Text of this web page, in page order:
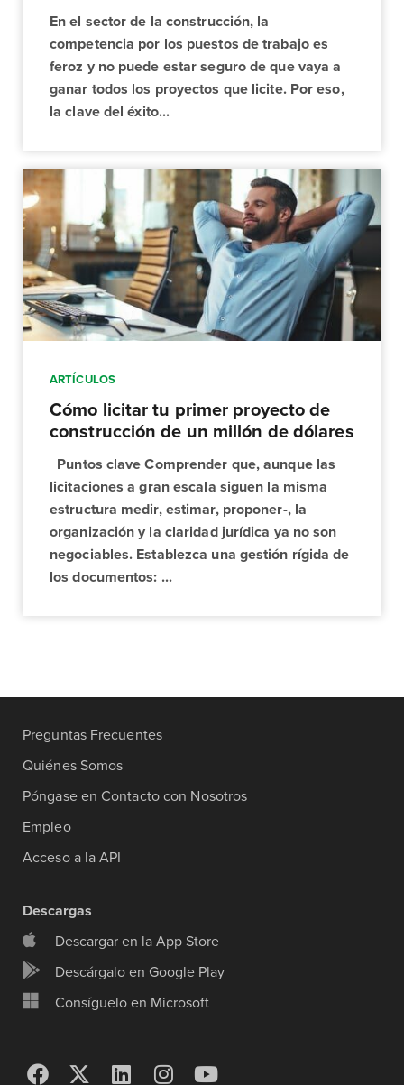
En el sector de la construcción, la
competencia por los puestos de trabajo es
feroz y no puede estar seguro de que vaya a
ganar todos los proyectos que licite. Por eso,
la clave del éxito...
ARTÍCULOS
Cómo licitar tu primer proyecto de
construcción de un millón de dólares
Puntos clave Comprender que, aunque las
licitaciones a gran escala siguen la misma
estructura medir, estimar, proponer-, la
organización y la claridad jurídica ya no son
negociables. Establezca una gestión rígida de
los documentos: ...
Preguntas Frecuentes
Quiénes Somos
Póngase en Contacto con Nosotros
Empleo
Acceso a la API
Descargas
Descargar en la App Store
Descárgalo en Google Play
Consíguelo en Microsoft